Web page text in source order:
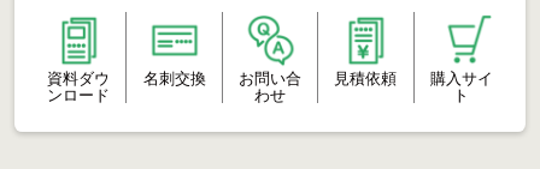
資料ダウ
ンロード
名刺交換 お問い合
わせ
見積依頼 購入サイ
ト